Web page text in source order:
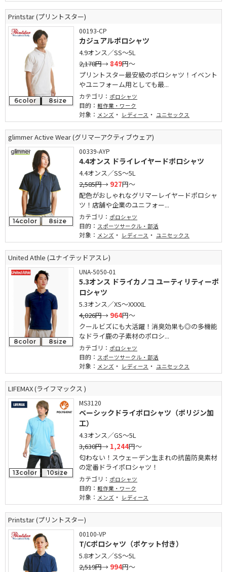
Printstar (プリントスター)
6color 8size
00193-CP
カジュアルポロシャツ
4.9オンス／SS～5L
2,178円→ 849円～
プリントスター最安級のポロシャツ！イベント
やユニフォーム用としても最...
カテゴリ： ポロシャツ
目的： 軽作業・ワーク
対象： メンズ ・ レディース ・ ユニセックス
glimmer Active Wear (グリマーアクティブウェア)
14color 8size
00339-AYP
4.4オンス ドライレイヤードポロシャツ
4.4オンス／SS～5L
2,585円→ 927円～
配色がおしゃれなグリマーレイヤードポロシャ
ツ！店舗や企業のユニフォー...
カテゴリ： ポロシャツ
目的： スポーツサークル・部活
対象： メンズ ・ レディース ・ ユニセックス
United Athle (ユナイテッドアスレ)
8color 8size
UNA-5050-01
5.3オンス ドライカノコ ユーティリティーポ
ロシャツ
5.3オンス／XS～XXXXL
4,026円→ 964円～
クールビズにも大活躍！消臭効果も◎の多機能
なドライ鹿の子素材のポロシ...
カテゴリ： ポロシャツ
目的： スポーツサークル・部活
対象： メンズ ・ レディース ・ ユニセックス
LIFEMAX (ライフマックス )
13color 10size
MS3120
ベーシックドライポロシャツ（ポリジン加
工）
4.3オンス／GS～5L
3,630円→ 1,244円～
匂わない！スウェーデン生まれの抗菌防臭素材
の定番ドライポロシャツ！
カテゴリ： ポロシャツ
目的： 軽作業・ワーク
対象： メンズ ・ レディース
Printstar (プリントスター)
00100-VP
T/Cポロシャツ（ポケット付き）
5.8オンス／SS～5L
2,519円→ 994円～